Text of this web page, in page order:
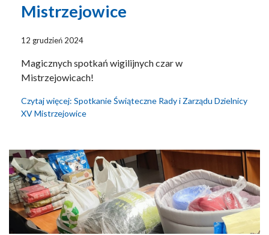
Mistrzejowice
12 grudzień 2024
Magicznych spotkań wigilijnych czar w
Mistrzejowicach!
Czytaj więcej: Spotkanie Świąteczne Rady i Zarządu Dzielnicy
XV Mistrzejowice